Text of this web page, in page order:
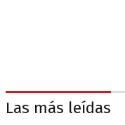
Las más leídas